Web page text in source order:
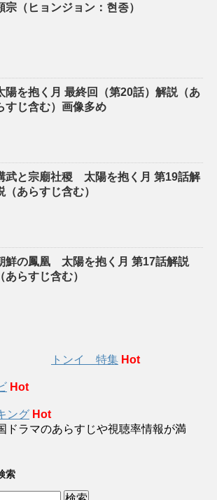
宗（ヒョンジョン：현종）
陽を抱く月 最終回（第20話）解説（あ
すじ含む）画像多め
武と宗廟社稷 太陽を抱く月 第19話解
（あらすじ含む）
鮮の鳳凰 太陽を抱く月 第17話解説
（あらすじ含む）
トンイ 特集 Hot
Hot
ング Hot
ドラマのあらすじや視聴率情報が満
索